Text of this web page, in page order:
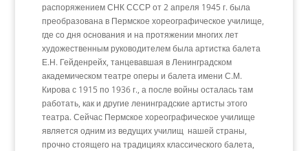
распоряжением СНК СССР от 2 апреля 1945 г. была
преобразована в Пермское хореографическое училище,
где со дня основания и на протяжении многих лет
художественным руководителем была артистка балета
Е.Н. Гейденрейх, танцевавшая в Ленинградском
академическом театре оперы и балета имени С.М.
Кирова с 1915 по 1936 г., а после войны осталась там
работать, как и другие ленинградские артисты этого
театра. Сейчас Пермское хореографическое училище
является одним из ведущих училищ нашей страны,
прочно стоящего на традициях классического балета,